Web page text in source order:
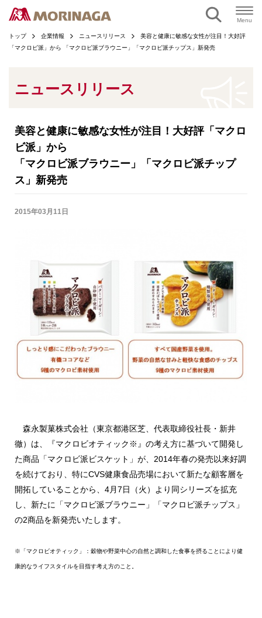
Menu
トップ 企業情報 ニュースリリース
美容と健康に敏感な女性が注目！大好評
「マクロビ派」から 「マクロビ派ブラウニー」「マクロビ派チップス」新発売
ニュースリリース
美容と健康に敏感な女性が注目！大好評「マクロ
ビ派」から
「マクロビ派ブラウニー」「マクロビ派チップ
ス」新発売
2015年03月11日
森永製菓株式会社（東京都港区芝、代表取締役社長・新井
徹）は、『マクロビオティック※』の考え方に基づいて開発し
た商品「マクロビ派ビスケット」が、2014年春の発売以来好調
を続けており、特にCVS健康食品売場において新たな顧客層を
開拓していることから、4月7日（火）より同シリーズを拡充
し、新たに「マクロビ派ブラウニー」「マクロビ派チップス」
の2商品を新発売いたします。
※「マクロビオティック」：穀物や野菜中心の自然と調和した食事を摂ることにより健
康的なライフスタイルを目指す考え方のこと。